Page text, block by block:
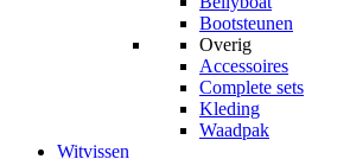
Bootsteunen
Overig
Accessoires
Complete sets
Kleding
Waadpak
Witvissen